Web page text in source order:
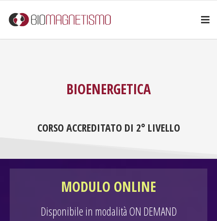
BIOENERGETICA
CORSO ACCREDITATO DI 2° LIVELLO
MODULO ONLINE
Disponibile in modalità ON DEMAND